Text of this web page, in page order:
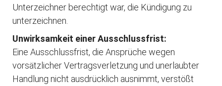
Unterzeichner berechtigt war, die Kündigung zu
unterzeichnen.
Unwirksamkeit einer Ausschlussfrist:
Eine Ausschlussfrist, die Ansprüche wegen
vorsätzlicher Vertragsverletzung und unerlaubter
Handlung nicht ausdrücklich ausnimmt, verstößt